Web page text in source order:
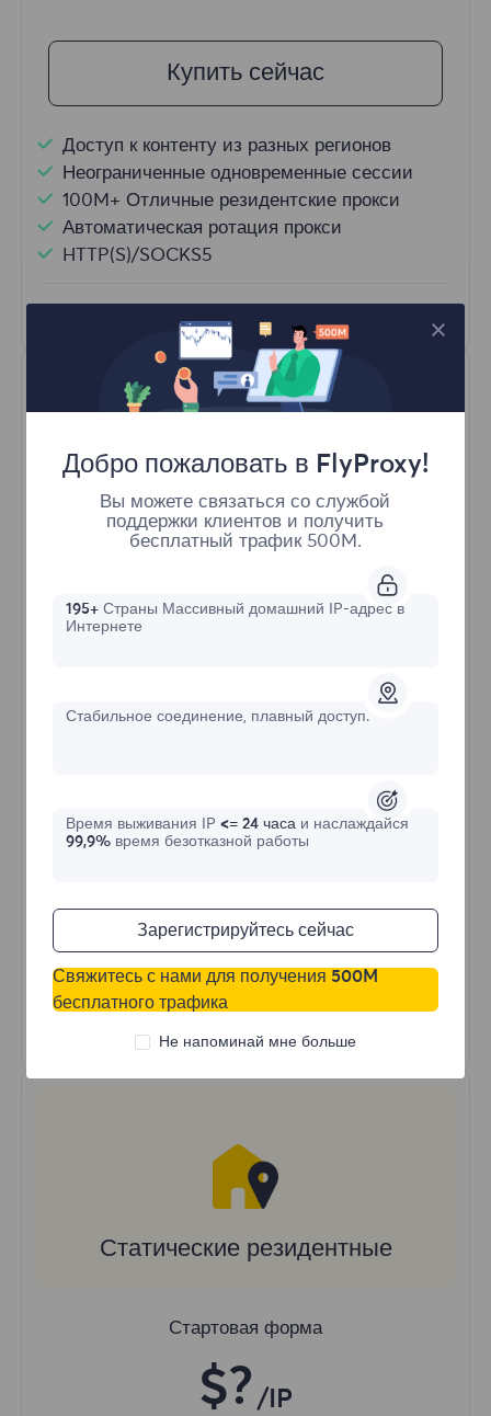
Купить сейчас
Доступ к контенту из разных регионов
Неограниченные одновременные сессии
100M+ Отличные резидентские прокси
Автоматическая ротация прокси
HTTP(S)/SOCKS5
Неограниченные резидентные
Стартовая форма
Неограниченное использование трафика
Случайная страна
Реальный динамический резидентский
прокси
Узнать больше
Статические резидентные
Стартовая форма
$? /IP
Добро пожаловать в FlyProxy!
Вы можете связаться со службой
поддержки клиентов и получить
бесплатный трафик 500M.
195+Страны Массивный домашний IP-адрес в
Интернете
Стабильное соединение, плавный доступ.
Время выживания IP <= 24 часа и наслаждайся
99,9%время безотказной работы
Зарегистрируйтесь сейчас
Свяжитесь с нами для получения 500M
бесплатного трафика
Не напоминай мне больше